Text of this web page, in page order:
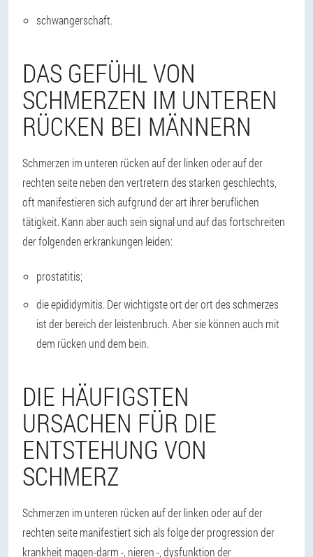
schwangerschaft.
DAS GEFÜHL VON
SCHMERZEN IM UNTEREN
RÜCKEN BEI MÄNNERN
Schmerzen im unteren rücken auf der linken oder auf der
rechten seite neben den vertretern des starken geschlechts,
oft manifestieren sich aufgrund der art ihrer beruflichen
tätigkeit. Kann aber auch sein signal und auf das fortschreiten
der folgenden erkrankungen leiden:
prostatitis;
die epididymitis. Der wichtigste ort der ort des schmerzes
ist der bereich der leistenbruch. Aber sie können auch mit
dem rücken und dem bein.
DIE HÄUFIGSTEN
URSACHEN FÜR DIE
ENTSTEHUNG VON
SCHMERZ
Schmerzen im unteren rücken auf der linken oder auf der
rechten seite manifestiert sich als folge der progression der
krankheit magen-darm -, nieren -, dysfunktion der